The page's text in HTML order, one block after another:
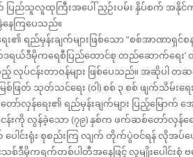
ည်သူလူထုကြီးအပေါ် ညှဉ်းပမ်း နှိပ်စက် အနိုင်
ေကြပေသည်။
း၏ ရည်မှန်းချက်များဖြစ်သော “စစ်အာဏာရှင်
က်ဒရယ်ဒီမိုကရေစီပြည်ထောင်စု တည်ဆောက်ရ
လုပ်ငန်းတာဝန်များ ဖြစ်ပေသည်။ အဆိုပါ တ
စ်ဖြတ် သုတ်သင်ရေး (ဝါ) စစ် ၃ စစ် ဖျက်သိမ်းရေ
တော်လှန်ရေး၏ ရည်မှန်းချက်များ ပြည့်မြော
န်းကို လွန်ခဲ့သော (၇၉) နှစ်က ဖက်ဆစ်တော်လှန်
ါင်းရုံး စုစည်းကြ လျက် တိုက်ပွဲဝင်ရန် လိုအပ်
စ်ဒီမိုကရက်တစ်ပါတီအနေဖြင့် လူမျိုးပေါင်းစုံ